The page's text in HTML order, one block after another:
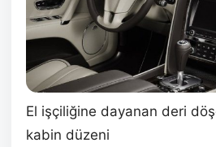
El işçiliğine dayanan deri
kabin düzeni